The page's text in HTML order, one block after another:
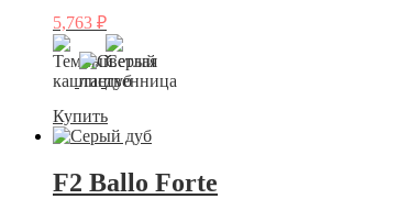
5,763 ₽
Купить
F2 Ballo Forte